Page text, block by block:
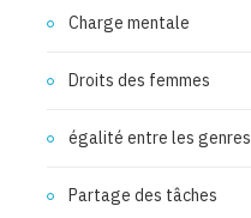
Charge mentale
Droits des femmes
égalité entre les genres
Partage des tâches